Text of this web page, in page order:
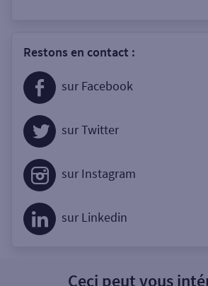
Restons en contact :
sur Facebook
sur Twitter
sur Instagram
sur Linkedin
Ceci peut vous